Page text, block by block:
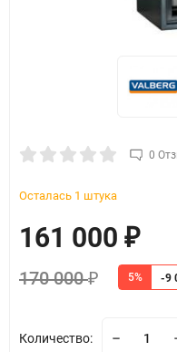
0
Осталась 1 штука
161 000 ₽
170 000₽ 5% -9
Количество: